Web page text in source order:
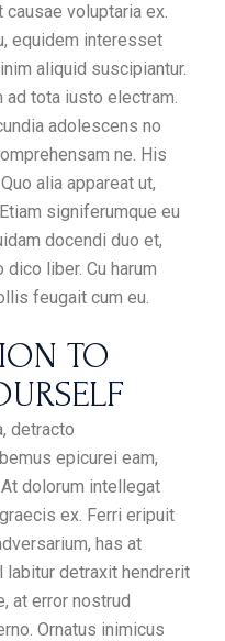
voluptaria ex.
equidem interesset
aliquid suscipiantur.
ad tota iusto electram.
adolescens no
ne. His
alia appareat ut,
signiferumque eu
docendi duo et,
liber. Cu harum
feugait cum eu.
TO
detracto
epicurei eam,
dolorum intellegat
ex. Ferri eripuit
has at
labitur detraxit hendrerit
at error nostrud
Ornatus inimicus